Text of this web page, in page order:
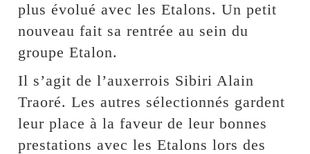
plus évolué avec les Etalons. Un petit
nouveau fait sa rentrée au sein du
groupe Etalon.
Il s’agit de l’auxerrois Sibiri Alain
Traoré. Les autres sélectionnés gardent
leur place à la faveur de leur bonnes
prestations avec les Etalons lors des